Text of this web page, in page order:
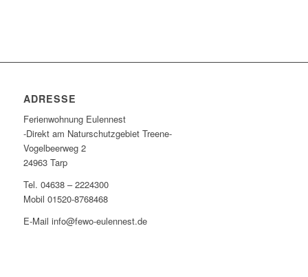
ADRESSE
Ferienwohnung Eulennest
-Direkt am Naturschutzgebiet Treene-
Vogelbeerweg 2
24963 Tarp
Tel. 04638 – 2224300
Mobil 01520-8768468
E-Mail info@fewo-eulennest.de